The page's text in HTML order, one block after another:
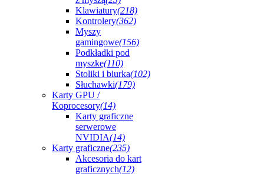
Klawiatury(218)
Kontrolery(362)
Myszy
gamingowe(156)
Podkładki pod
myszkę(110)
Stoliki i biurka(102)
Słuchawki(179)
Karty GPU /
Koprocesory(14)
Karty graficzne
serwerowe
NVIDIA(14)
Karty graficzne(235)
Akcesoria do kart
graficznych(12)